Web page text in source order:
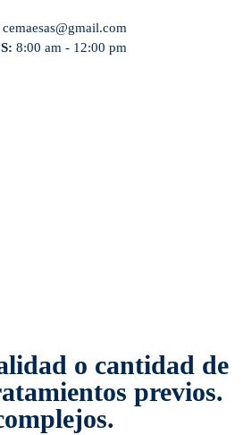
cemaesas@gmail.com
S: 8:00 am - 12:00 pm
o cantidad de
previos.